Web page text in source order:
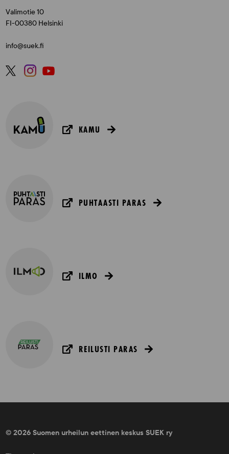
Valimotie 10
FI-00380 Helsinki
info@suek.fi
KAMU
PUHTAASTI PARAS
ILMO
REILUSTI PARAS
© 2026 Suomen urheilun eettinen keskus SUEK ry